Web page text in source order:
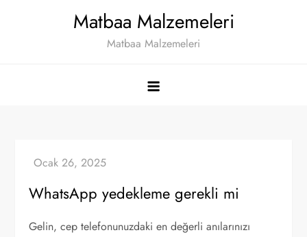
Matbaa Malzemeleri
Matbaa Malzemeleri
WhatsApp yedekleme gerekli mi
Gelin, cep telefonunuzdaki en değerli anılarınızı